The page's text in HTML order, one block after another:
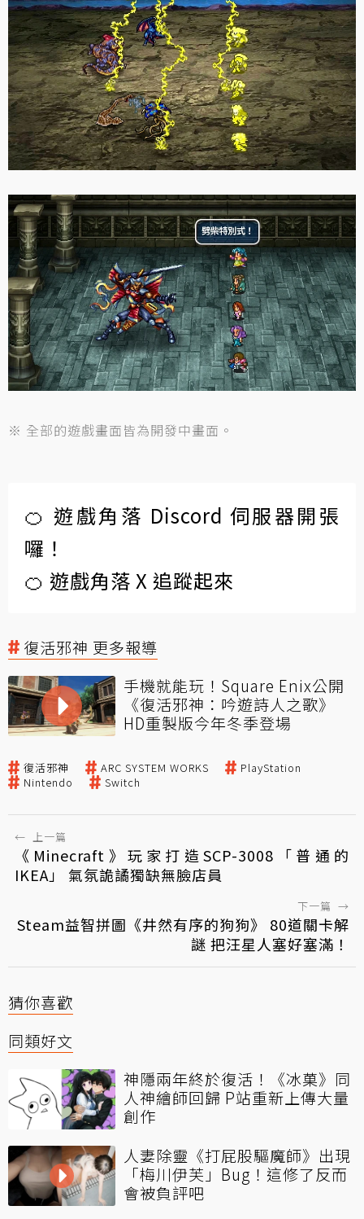
※ 全部的遊戲畫面皆為開發中畫面。
🍊 遊戲角落 Discord 伺服器開張
囉！
🍊 遊戲角落 X 追蹤起來
復活邪神 更多報導
手機就能玩！Square Enix公開
《復活邪神：吟遊詩人之歌》
HD重製版今年冬季登場
復活邪神 ARC SYSTEM WORKS
PlayStation
Nintendo
Switch
← 上一篇
《Minecraft》玩家打造SCP-3008「普通的
IKEA」 氣氛詭譎獨缺無臉店員
下一篇 →
Steam益智拼圖《井然有序的狗狗》 80道關卡解
謎 把汪星人塞好塞滿！
猜你喜歡
同類好文
神隱兩年終於復活！《冰菓》同
人神繪師回歸 P站重新上傳大量
創作
人妻除靈《打屁股驅魔師》出現
「梅川伊芙」Bug！這修了反而
會被負評吧